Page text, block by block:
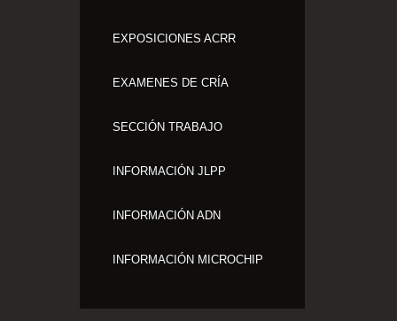
EXPOSICIONES ACRR
EXAMENES DE CRÍA
SECCIÓN TRABAJO
INFORMACIÓN JLPP
INFORMACIÓN ADN
INFORMACIÓN MICROCHIP